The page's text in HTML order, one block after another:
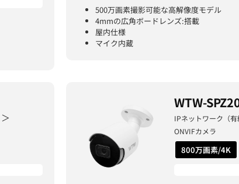
500万画素撮影可能な高解像度モデル
4mmの広角ボードレンズ:搭載
屋内仕様
マイク内蔵
＞
WTW-
IPネットワーク（有
ONVIFカメラ
800万画素/4K